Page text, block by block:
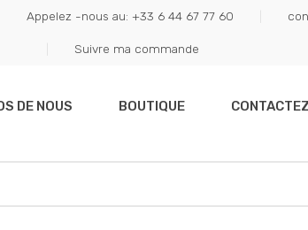
Appelez -nous au: +33 6 44 67 77 60
Suivre ma commande
DE NOUS BOUTIQUE